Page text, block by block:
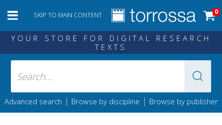
SKIP TO MAIN CONTENT 0
YOUR STORE FOR DIGITAL RESEARCH
TEXTS
Advanced search | Browse by discipline | Browse by publisher